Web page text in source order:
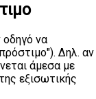
οδηγό να
Δηλ. αν
άμεσα με
εξισωτικής